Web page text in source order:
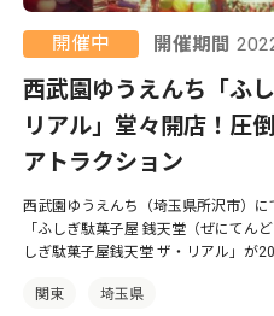
開催中 開催期間
西武園ゆうえんち「ふ
リアル」堂々開店！圧
アトラクション
西武園ゆうえんち（埼玉県所沢市）
「ふしぎ駄菓子屋 銭天堂（ぜにてん
しぎ駄菓子屋銭天堂 ザ・リアル」が
関東 埼玉県